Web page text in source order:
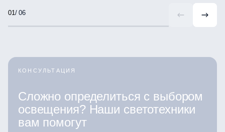
/ 06
КОНСУЛЬТАЦИЯ
Сложно определиться с выбором
освещения? Наши светотехники
вам помогут